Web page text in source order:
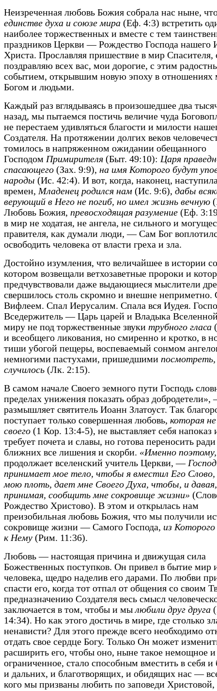
Неизреченная любовь Божия собрала нас ныне,
единстве духа и союзе мира (Еф. 4:3) встретить
наиболее торжественных и вместе с тем
праздников Церкви — Рождество Господа нашего
Христа. Прославляя пришествие в мир Спасителя,
поздравляю всех вас, мои дорогие, с этим
событием, открывшим новую эпоху в отношениях
Богом и людьми.
Каждый раз вглядываясь в произошедшее два
назад, мы пытаемся постичь величие чуда
не перестаем удивляться благости и милости
Создателя. На протяжении долгих веков
томилось в напряженном ожидании обещанного
Господом Примирителя (Быт. 49:10): Царя
спасающего (Зах. 9:9), на имя Которого будут
народы (Ис. 42:4). И вот, когда, наконец,
времен,Младенец родился нам (Ис. 9:6), дабы
верующий в Него не погиб, но имел жизнь вечную
Любовь Божия, превосходящая разумение (Еф.
в мир не ходатая, не ангела, не сильного и
правителя, как думали люди, — Сам Бог
освободить человека от власти греха и зла.
Достойно изумления, что величайшее в истории
котором возвещали ветхозаветные пророки и
предчувствовали даже выдающиеся мыслители
свершилось столь скромно и внешне неприметно.
Вифлеем. Спал Иерусалим. Спала вся Иудея.
Вседержитель — Царь царей и Владыка
миру не под торжественные звуки трубного гласа
и всеобщего ликования, но смиренно и кротко, в
тиши убогой пещеры, воспеваемый сонмом
немногими пастухами, пришедшими
случилось (Лк. 2:15).
В самом начале Своего земного пути Господь
пределах унижения показать образ
размышляет святитель Иоанн Златоуст. Так
поступает только совершенная любовь, которая
своего (1 Кор. 13:4-5), не выставляет себя напоказ
требует почета и славы, но готова переносить
ближних все лишения и скорби. «Именно поэтому,
продолжает вселенский учитель Церкви, —
принимает мое тело, чтобы я вместил Его Слово,
мою плоть, дает мне Своего Духа, чтобы, и
принимая, сообщить мне сокровище жизни»
Рождество Христово). В этом и открылась нам
преизобильная любовь Божия, что мы получили
сокровище жизни — Самого Господа, из
к Нему (Рим. 11:36).
Любовь — настоящая причина и движущая сила
Божественных поступков. Он привел в бытие мир
человека, щедро наделив его дарами. По любви
спасти его, когда тот отпал от общения со своим
предназначению Создателя весь смысл
заключается в том, чтобы и мылюбили друг друга
14:34). Но как этого достичь в мире, где столько
ненависти? Для этого прежде всего необходимо
отдать свое сердце Богу. Только Он может
расширить его, чтобы оно, ныне такое немощное и
ограниченное, стало способным вместить в себя
и дальних, и благотворящих, и обидящих нас —
кого мы призваны любить по заповеди Христовой,